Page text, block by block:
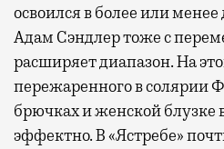
освоился в более или
Адам Сэндлер тоже с
расширяет диапазон. На
пережаренного в солярии
брючках и женской блузке
эффектно. В «Ястребе»